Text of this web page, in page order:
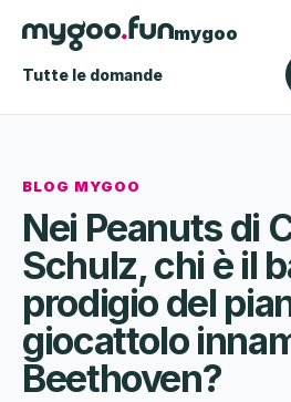
mygoo
Tutte le domande
BLOG MYGOO
Nei Peanuts di
Schulz, chi è il
prodigio del
giocattolo
Beethoven?